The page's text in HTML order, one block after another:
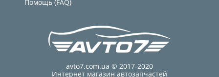
avto7.com.ua © 2017-2020
Интернет магазин автозапчастей
Помощь (FAQ)